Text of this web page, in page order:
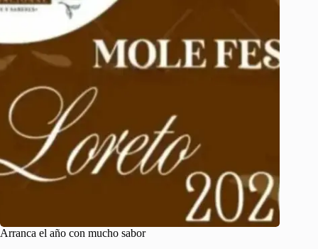
Arranca el año con mucho sabor